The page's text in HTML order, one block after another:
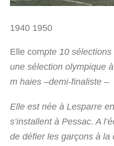
1940 1950
Elle compte 10
une sélection olympique
m haies –demi-finaliste –
Elle est née à Lesparre
s’installent à Pessac. A
de défier les garçons à la